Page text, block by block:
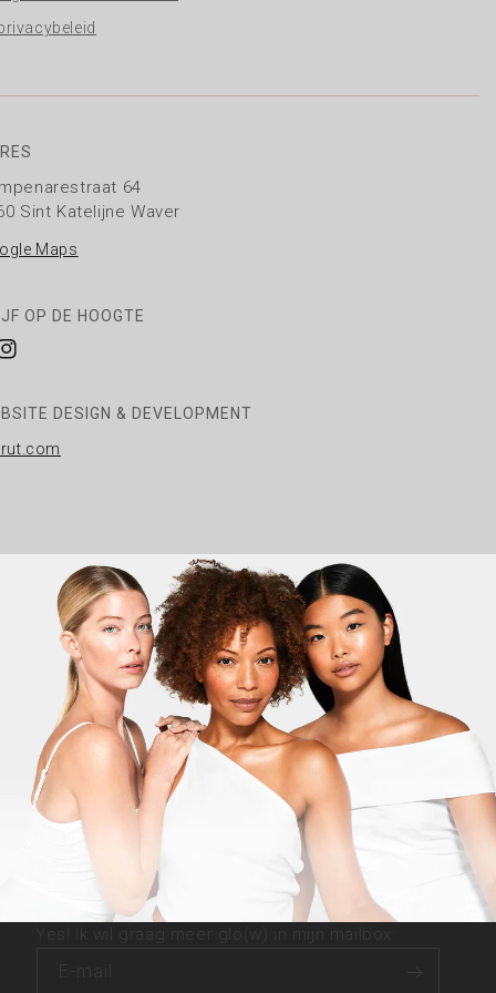
64
Sint Katelijne Waver
Maps
OP DE HOOGTE
DESIGN & DEVELOPMENT